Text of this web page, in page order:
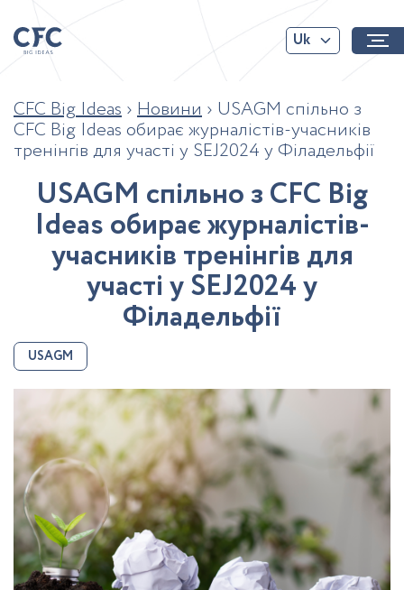
Uk
CFC Big Ideas › Новини › USAGM спільно з
CFC Big Ideas обирає журналістів-учасників
тренінгів для участі у SEJ2024 у Філадельфії
USAGM спільнозCFC Big
Ideasобираєжурналістів-
учасниківтренінгівдля
участіуSEJ2024у
Філадельфії
USAGM